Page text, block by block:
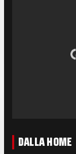
DALLA HOME